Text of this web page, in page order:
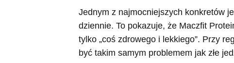
Jednym z najmocniejszych konkretów
dziennie. To pokazuje, że Maczfit
tylko „coś zdrowego i lekkiego”. Przy
być takim samym problemem jak złe